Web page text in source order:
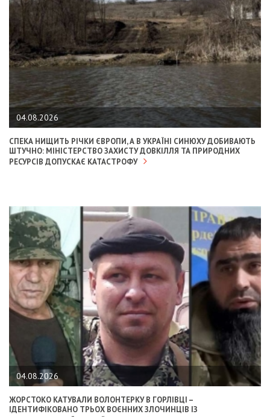
04.08.2026
СПЕКА НИЩИТЬ РІЧКИ ЄВРОПИ, А В УКРАЇНІ СИНЮХУ ДОБИВАЮТЬ
ШТУЧНО: МІНІСТЕРСТВО ЗАХИСТУ ДОВКІЛЛЯ ТА ПРИРОДНИХ
РЕСУРСІВ ДОПУСКАЄ КАТАСТРОФУ
04.08.2026
ЖОРСТОКО КАТУВАЛИ ВОЛОНТЕРКУ В ГОРЛІВЦІ –
ІДЕНТИФІКОВАНО ТРЬОХ ВОЄННИХ ЗЛОЧИНЦІВ ІЗ